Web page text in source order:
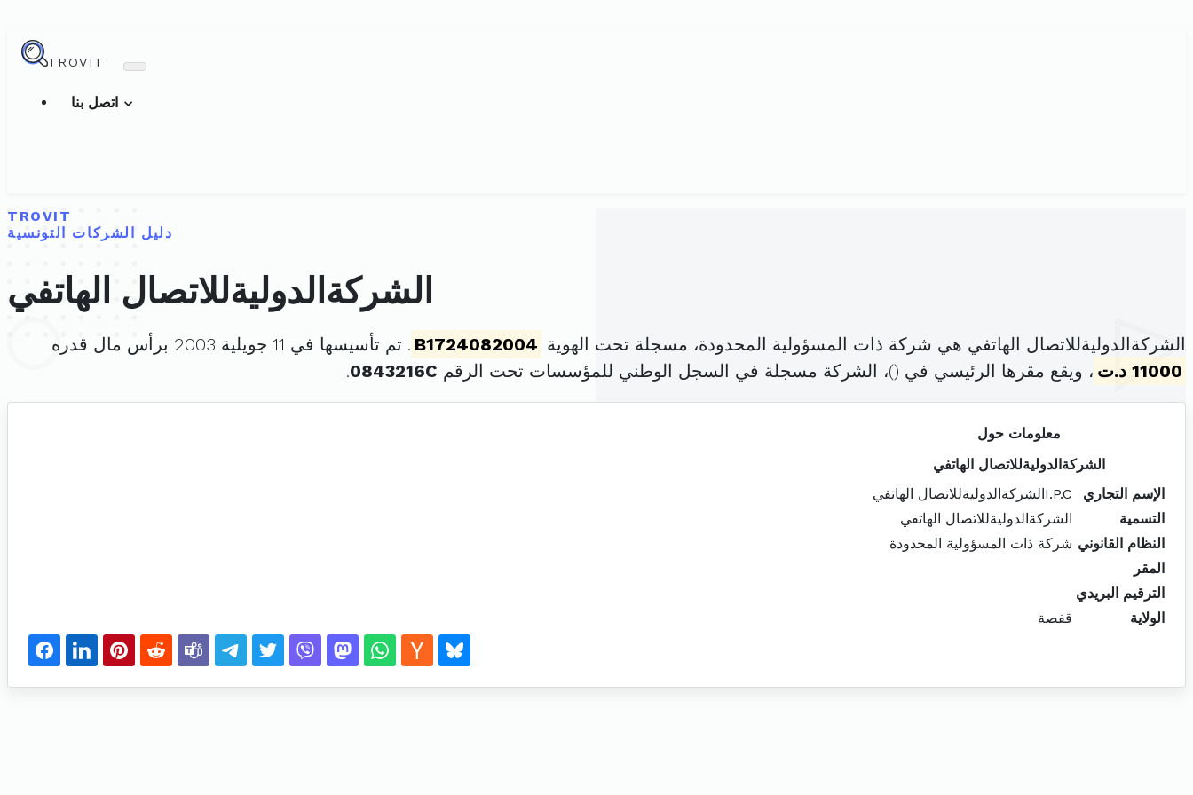
TROVIT
TROVIT
دليل الشركات التونسية
الشركةالدوليةللاتصال الهاتفي
الشركةالدوليةللاتصال الهاتفي هي شركة ذات المسؤولية المحدودة، مسجلة تحت الهوية B1724082004 . تم تأسيسها في 11 جويلية 2003 برأس مال قدره
11000 د.ت
، ويقع مقرها الرئيسي في ()، الشركة مسجلة في السجل الوطني للمؤسسات تحت الرقم 0843216C
.
معلومات حول
الشركةالدوليةللاتصال الهاتفي
الإسم التجاري
I.P.Cالشركةالدوليةللاتصال الهاتفي
التسمية
الشركةالدوليةللاتصال الهاتفي
النظام القانوني شركة ذات المسؤولية المحدودة
المقر
الترقيم البريدي
الولاية
قفصة